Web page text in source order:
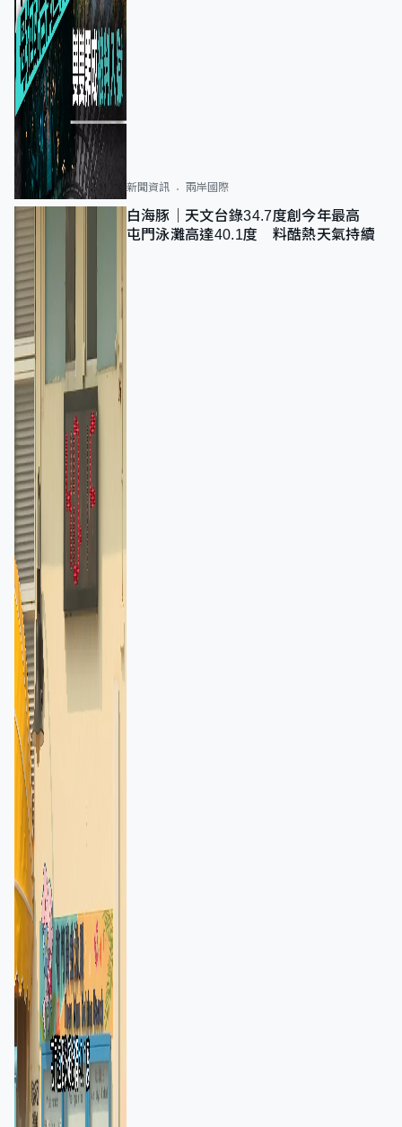
新聞資訊 兩岸國際
白海豚｜天文台錄34.7度創今年最高
屯門泳灘高達40.1度 料酷熱天氣持續